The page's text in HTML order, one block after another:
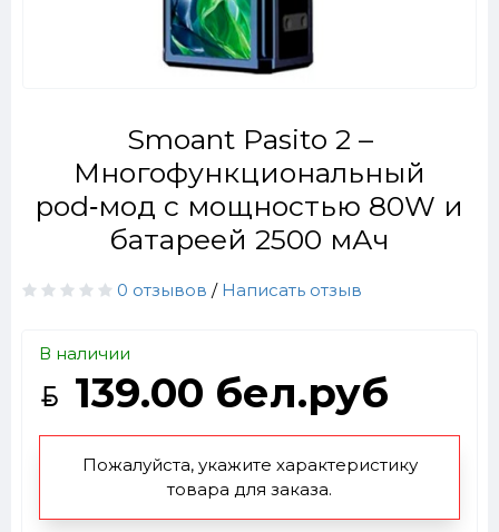
Smoant Pasito 2 –
Многофункциональный
pod‑мод с мощностью 80W и
батареей 2500 мАч
0 отзывов / Написать отзыв
В наличии
139.00 бел.руб
Пожалуйста, укажите характеристику
товара для заказа.